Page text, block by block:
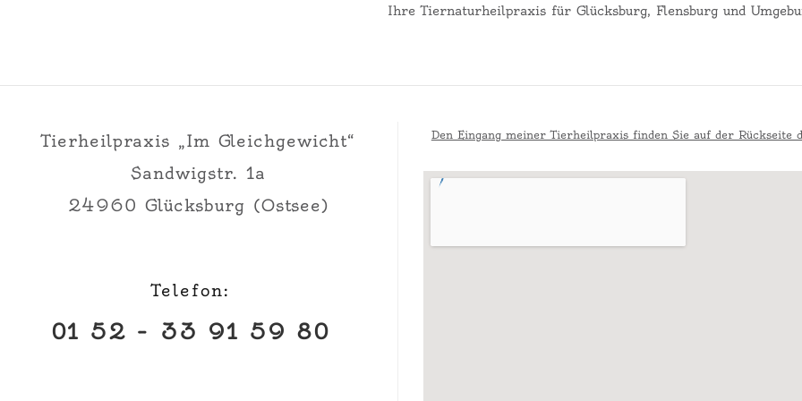
Ihre Tiernaturheilpraxis für Glücksburg, Flensburg und
Tierheilpraxis „Im Gleichgewicht“
Sandwigstr. 1a
24960 Glücksburg (Ostsee)
Telefon:
01 52 – 33 91 59 80
Den Eingang meiner Tierheilpraxis finden Sie auf der Rückseite